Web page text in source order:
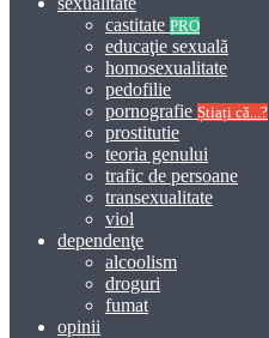
castitate PRO
educaţie sexuală
homosexualitate
pedofilie
pornografie Știați că...?
prostitutie
teoria genului
trafic de persoane
transexualitate
viol
dependenţe
alcoolism
droguri
fumat
opinii